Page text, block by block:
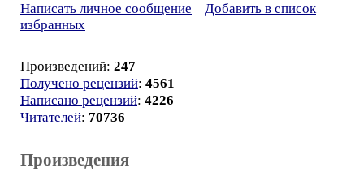
Написать личное сообщение
Добавить в список
избранных
Произведений: 247
Получено рецензий: 4561
Написано рецензий: 4226
Читателей: 70736
Произведения